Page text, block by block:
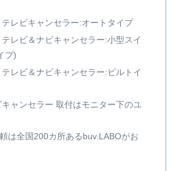
テレビキャンセラー:オートタイプ
テレビ＆ナビキャンセラー:小型スイ
プ)
テレビ＆ナビキャンセラー:ビルトイ
ャンセラー 取付はモニター下のユ
は全国200カ所あるbuv.LABOがお